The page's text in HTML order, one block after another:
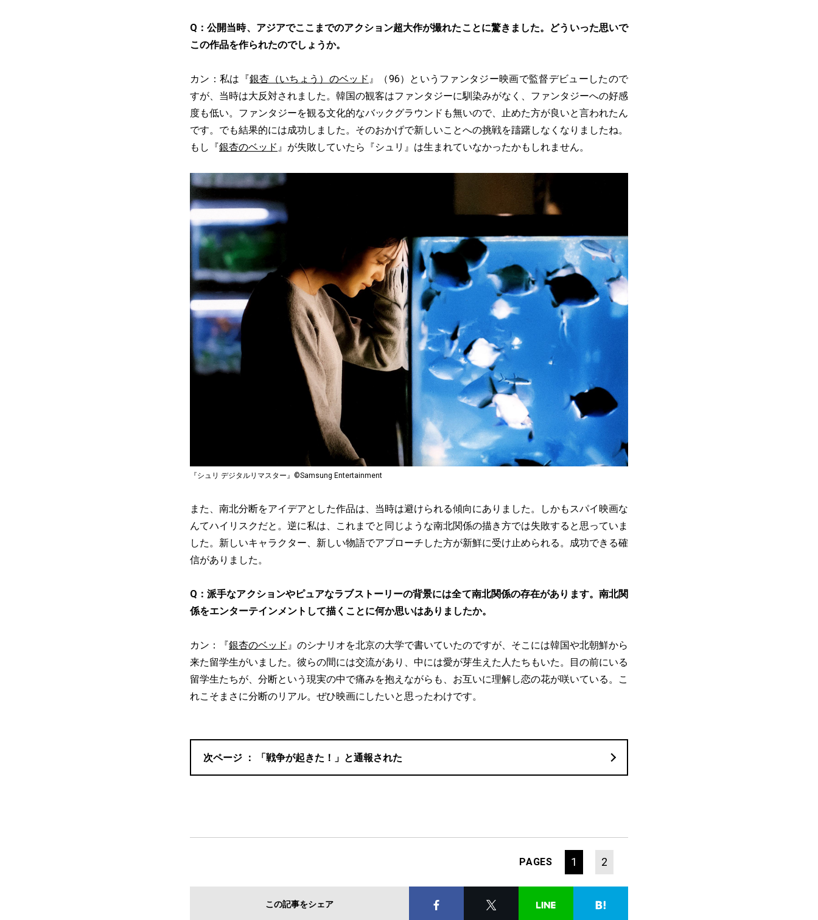
Q：公開当時、アジアでここまでのアクション超大作が撮れたことに驚きました。どういった思いで
この作品を作られたのでしょうか。
カン：私は『銀杏（いちょう）のベッド 』（96）というファンタジー映画で監督デビューしたので
すが、当時は大反対されました。韓国の観客はファンタジーに馴染みがなく、ファンタジーへの好感
度も低い。ファンタジーを観る文化的なバックグラウンドも無いので、止めた方が良いと言われたん
です。でも結果的には成功しました。そのおかげで新しいことへの挑戦を躊躇しなくなりましたね。
もし『銀杏のベッド 』が失敗していたら『シュリ』は生まれていなかったかもしれません。
『シュリ デジタルリマスター』©Samsung Entertainment
また、南北分断をアイデアとした作品は、当時は避けられる傾向にありました。しかもスパイ映画な
んてハイリスクだと。逆に私は、これまでと同じような南北関係の描き方では失敗すると思っていま
した。新しいキャラクター、新しい物語でアプローチした方が新鮮に受け止められる。成功できる確
信がありました。
Q：派手なアクションやピュアなラブストーリーの背景には全て南北関係の存在があります。南北関
係をエンターテインメントして描くことに何か思いはありましたか。
カン：『銀杏のベッド 』のシナリオを北京の大学で書いていたのですが、そこには韓国や北朝鮮から
来た留学生がいました。彼らの間には交流があり、中には愛が芽生えた人たちもいた。目の前にいる
留学生たちが、分断という現実の中で痛みを抱えながらも、お互いに理解し恋の花が咲いている。こ
れこそまさに分断のリアル。ぜひ映画にしたいと思ったわけです。
「戦争が起きた！」と通報された
PAGES 1 2
この記事をシェア